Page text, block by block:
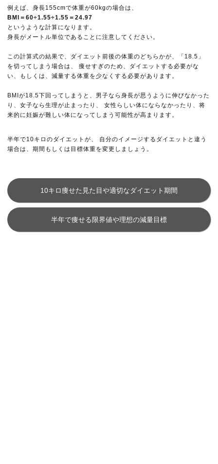
例えば、身長155cmで体重が60kgの場合は、
BMI＝60÷1.55÷1.55＝24.97
というような計算になります。
身長がメートル単位であることに注意してください。
この計算式の結果で、ダイエット前後の体重のどちらかが、「18.5」
を切ってしまう場合は、 痩せすぎのため、ダイエットする必要がな
い、もしくは、減量する体重を少なくする必要があります。
BMIが18.5下回ってしまうと、男子なら身長が思うように伸びなかった
り、女子なら生理が止まったり、 女性らしい体にならなかったり、将
来的に妊娠が難しい体になってしまう可能性が高まります。
半年で10キロのダイエットが、 自分のイメージするダイエットと違う
場合は、期間もしくは目標体重を変更しましょう。
10キロ痩せた見た目や適切なダイエット期間
半年で痩せる限界値や理想の減量目標